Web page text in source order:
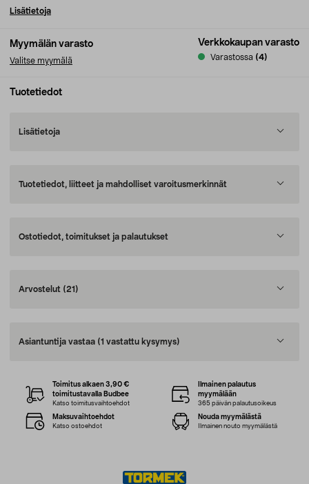
Myymälän varasto
Valitse myymälä
Verkkokaupan varasto
Varastossa (4)
Lisätietoja
Tuotetiedot
Lisätietoja
Tuotetiedot, liitteet ja mahdolliset varoitusmerkinnät
Ostotiedot, toimitukset ja palautukset
Arvostelut (21)
Asiantuntija vastaa (1 vastattu kysymys)
Toimitus alkaen 3,90 €
toimitustavalla Budbee
Katso toimitusvaihtoehdot
Ilmainen palautus
myymälään
365 päivän palautusoikeus
Maksuvaihtoehdot
Katso ostoehdot
Nouda myymälästä
Ilmainen nouto myymälästä